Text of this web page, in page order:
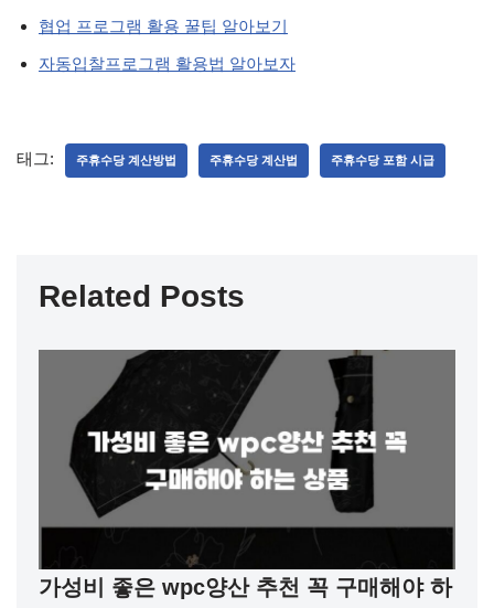
협업 프로그램 활용 꿀팁 알아보기
자동입찰프로그램 활용법 알아보자
태그: 주휴수당 계산방법 주휴수당 계산법 주휴수당 포함 시급
Related Posts
가성비 좋은 wpc양산 추천 꼭 구매해야 하